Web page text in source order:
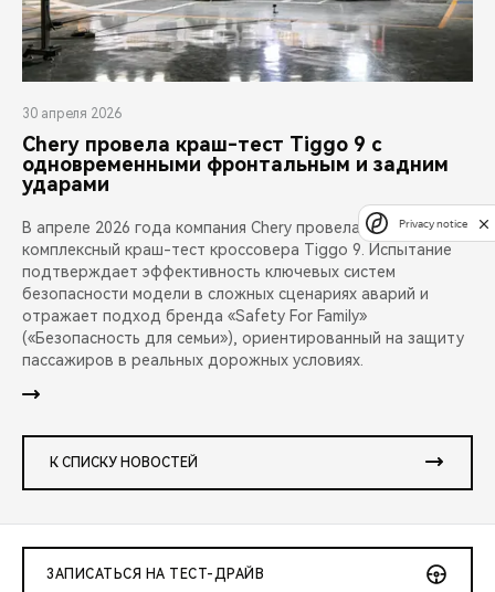
30 апреля 2026
Chery провела краш-тест Tiggo 9 с
одновременными фронтальным и задним
ударами
В апреле 2026 года компания Chery провела публичный
комплексный краш-тест кроссовера Tiggo 9. Испытание
подтверждает эффективность ключевых систем
безопасности модели в сложных сценариях аварий и
отражает подход бренда «Safety For Family»
(«Безопасность для семьи»), ориентированный на защиту
пассажиров в реальных дорожных условиях.
К СПИСКУ НОВОСТЕЙ
ЗАПИСАТЬСЯ НА ТЕСТ-ДРАЙВ
Privacy notice